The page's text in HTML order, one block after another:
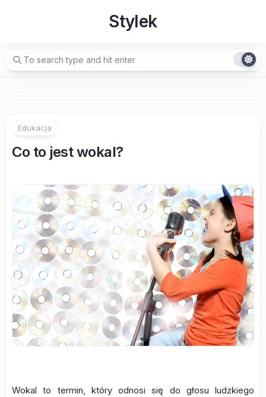
Stylek
Edukacja
Co to jest wokal?
Wokal to termin, który odnosi się do głosu ludzkiego